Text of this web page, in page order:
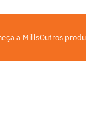
a MillsOutros